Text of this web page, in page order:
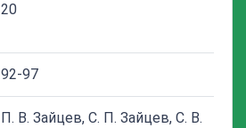
20
92-97
П. В. Зайцев, С. П. Зайцев, С. В.